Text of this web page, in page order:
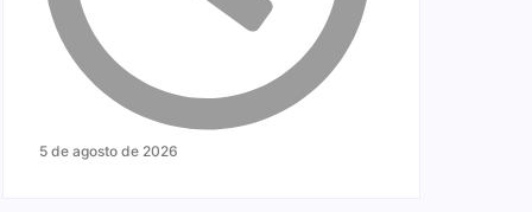
5 de agosto de 2026